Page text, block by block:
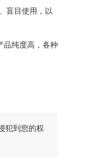
盲目使用，以
品纯度高，各种
犯到您的权